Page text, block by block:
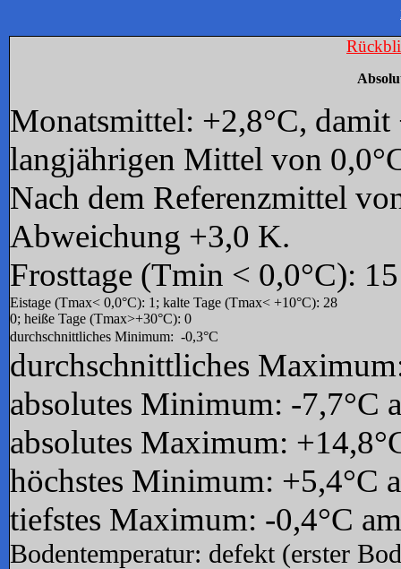
Monatsmittel: +2,8°C,
langjährigen Mittel
Nach dem Referenzmittel
Abweichung +3,0 K.
Frosttage (Tmin < 0,0°C):
Eistage (Tmax< 0,0°C): 1; kalte Tage
0; heiße Tage (Tmax>+30°C): 0
durchschnittliches Minimum: -0,3°C
durchschnittliches
absolutes Minimum: -7,7°C
absolutes Maximum:
höchstes Minimum: +5,4°C
tiefstes Maximum: -0,4°C
Bodentemperatur: defekt (erster